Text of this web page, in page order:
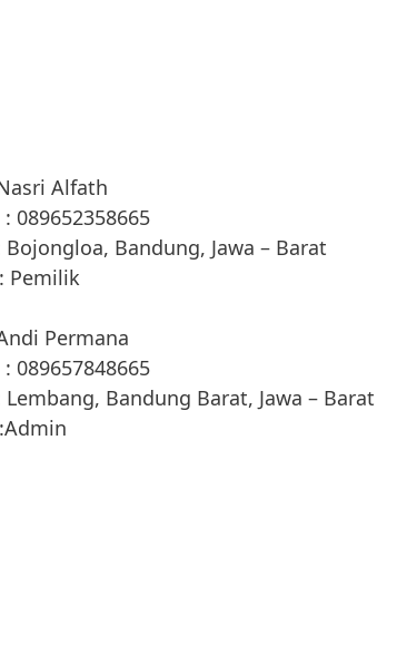
Alfath
089652358665
Bandung, Jawa – Barat
Pemilik
Permana
089657848665
Bandung Barat, Jawa – Barat